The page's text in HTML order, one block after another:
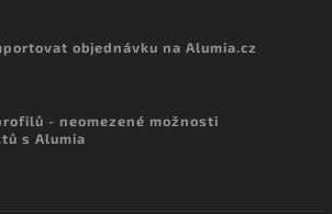
objednávku na Alumia.cz
- neomezené možnosti
s Alumia